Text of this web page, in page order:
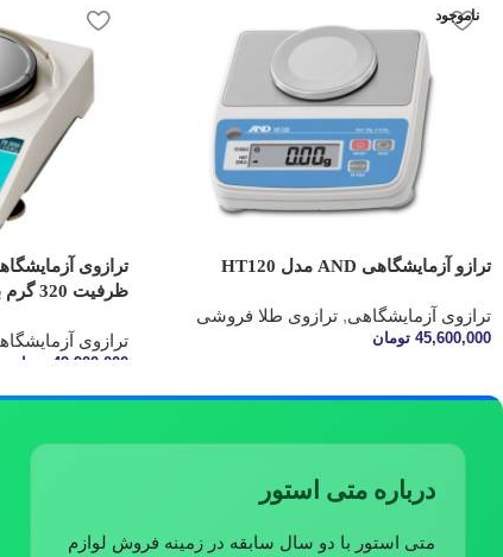
ناموجود
ترازو آزمایشگاهی AND مدل HT120
ترازوی آزمایشگاهی, ترازوی طلا فروشی
45,600,000 تومان
ظرفیت 320 گرم با دقت 0.001 گرم
ترازوی
49,900,000 تومان
افزودن به سبد
درباره متی استور
متی استور با دو سال سابقه در زمینه فروش لوازم